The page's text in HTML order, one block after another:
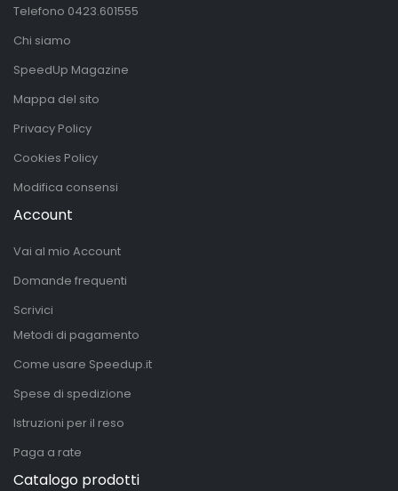
Telefono 0423.601555
Chi siamo
SpeedUp Magazine
Mappa del sito
Privacy Policy
Cookies Policy
Modifica consensi
Account
Vai al mio Account
Domande frequenti
Scrivici
Metodi di pagamento
Come usare Speedup.it
Spese di spedizione
Istruzioni per il reso
Paga a rate
Catalogo prodotti